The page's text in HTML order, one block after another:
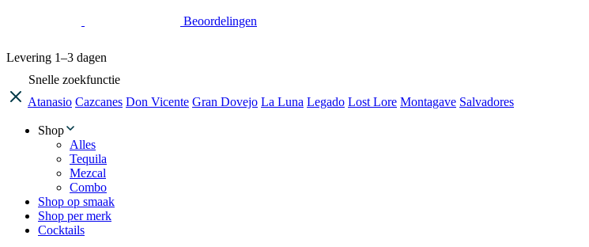
Beoordelingen
Levering 1–3 dagen
Snelle zoekfunctie
Atanasio Cazcanes Don Vicente Gran Dovejo La Luna Legado Lost Lore Montagave Salvadores
Shop
Alles
Tequila
Mezcal
Combo
Shop op smaak
Shop per merk
Cocktails